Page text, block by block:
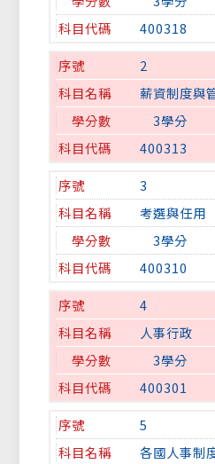
400318
2
薪資制度與
3學分
400313
3
考選與任用
3學分
400310
4
人事行政
3學分
400301
5
各國人事制